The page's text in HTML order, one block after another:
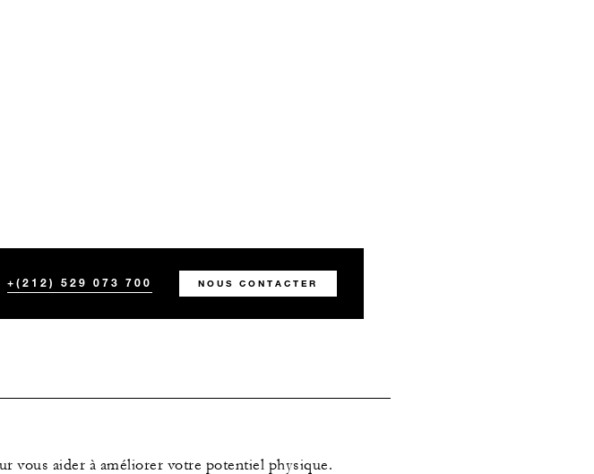
+(212) 529 073 700 NOUS CONTACTER
vous aider à améliorer votre potentiel physique.